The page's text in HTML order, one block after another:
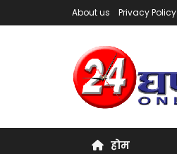
About us Privacy Policy
होम